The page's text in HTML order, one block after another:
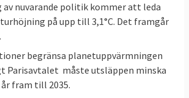
mål enligt EU-beslut
bundit sig i EU att minska sina
(ESR) och öka
nuvarande politik kommer att leda
på upp till 3,1°C. Det framgår
.
begränsa planetuppvärmningen
Parisavtalet måste utsläppen minska
år fram till 2035.